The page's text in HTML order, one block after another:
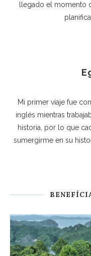
llegado el momento
Mi primer viaje fue
inglés mientras
historia, por lo que
sumergirme en su